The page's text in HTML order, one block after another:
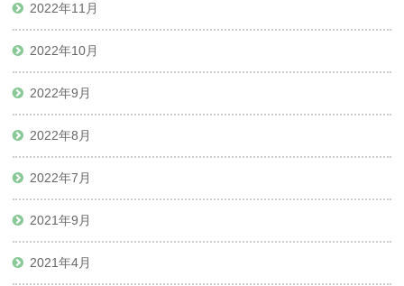
2022年11月
2022年10月
2022年9月
2022年8月
2022年7月
2021年9月
2021年4月